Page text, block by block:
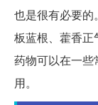
也是很有必要的
板蓝根、藿香
药物可以在一
用。